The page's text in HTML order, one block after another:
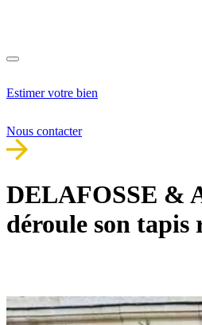
Estimer votre bien
Nous contacter
DELAFOSSE &
déroule son tapis